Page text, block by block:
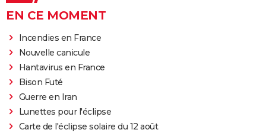
EN CE MOMENT
Incendies en France
Nouvelle canicule
Hantavirus en France
Bison Futé
Guerre en Iran
Lunettes pour l'éclipse
Carte de l'éclipse solaire du 12 août